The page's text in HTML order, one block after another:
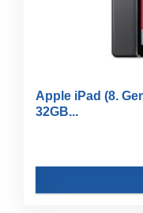
Apple iPad (8.
32GB...